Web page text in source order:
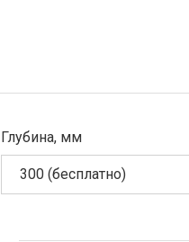
Глубина, мм
300 (бесплатно)